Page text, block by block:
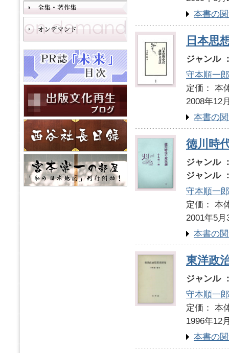
本書の
日本思
ジャンル
守本順一郎
定価：
2008年12
本書の
徳川時
ジャンル
ジャンル
守本順一郎
定価：
2001年5月
本書の
東洋政
ジャンル
守本順一郎
定価：
1996年12
本書の